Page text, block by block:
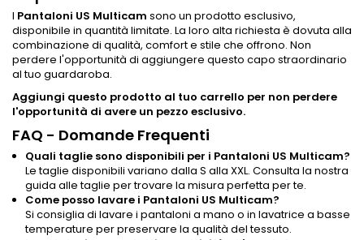
I Pantaloni US Multicam sono un prodotto esclusivo,
disponibile in quantità limitate. La loro alta richiesta è dovuta alla
combinazione di qualità, comfort e stile che offrono. Non
perdere l'opportunità di aggiungere questo capo straordinario
al tuo guardaroba.
Aggiungi questo prodotto al tuo carrello per non perdere
l'opportunità di avere un pezzo esclusivo.
FAQ - Domande Frequenti
Quali taglie sono disponibili per i Pantaloni US Multicam?
Le taglie disponibili variano dalla S alla XXL. Consulta la nostra
guida alle taglie per trovare la misura perfetta per te.
Come posso lavare i Pantaloni US Multicam?
Si consiglia di lavare i pantaloni a mano o in lavatrice a basse
temperature per preservare la qualità del tessuto.